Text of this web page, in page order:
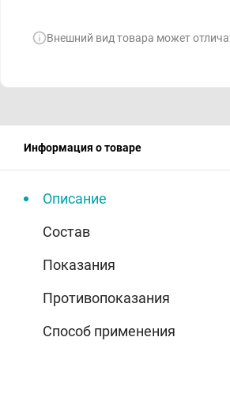
Внешний вид товара может
Информация о товаре
Описание
Состав
Показания
Противопоказания
Способ применения